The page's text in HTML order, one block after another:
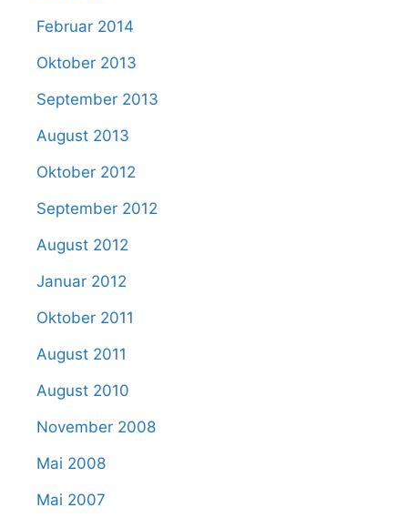
Februar 2014
Oktober 2013
September 2013
August 2013
Oktober 2012
September 2012
August 2012
Januar 2012
Oktober 2011
August 2011
August 2010
November 2008
Mai 2008
Mai 2007